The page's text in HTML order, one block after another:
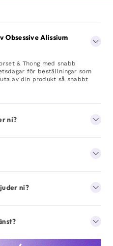
Obsessive Alissium
& Thong med snabb
för beställningar som
av din produkt så snabbt
ni?
ni?